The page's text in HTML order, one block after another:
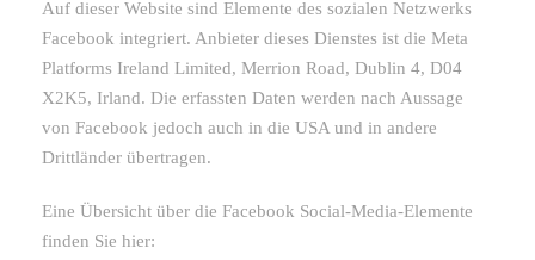
Auf dieser Website sind Elemente des sozialen Netzwerks
Facebook integriert. Anbieter dieses Dienstes ist die Meta
Platforms Ireland Limited, Merrion Road, Dublin 4, D04
X2K5, Irland. Die erfassten Daten werden nach Aussage
von Facebook jedoch auch in die USA und in andere
Drittländer übertragen.
Eine Übersicht über die Facebook Social-Media-Elemente
finden Sie hier: